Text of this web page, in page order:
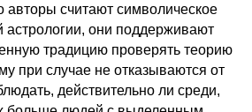
авторы считают символическое
они поддерживают
традицию проверять теорию
при случае не отказываются от
действительно ли среди,